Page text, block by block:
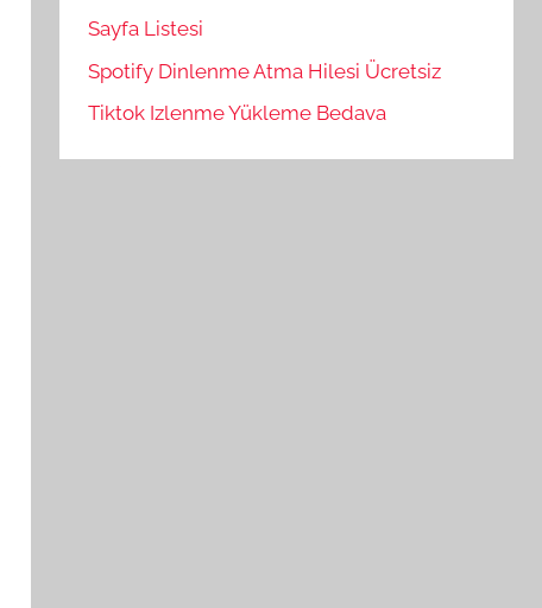
Sayfa Listesi
Spotify Dinlenme Atma Hilesi Ücretsiz
Tiktok Izlenme Yükleme Bedava